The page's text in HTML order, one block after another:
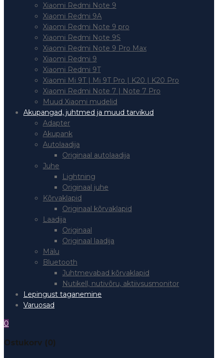
Xiaomi Redmi Note 9
Xiaomi Redmi 9A
Xiaomi Redmi Note 9 pro
Xiaomi Redmi Note 9S
Xiaomi Redmi Note 9 Pro Max
Xiaomi Redmi 9
Xiaomi Redmi 9T
Xiaomi Mi 9T | Mi 9T Pro | K20 | K20 Pro
Xiaomi Redmi Note 7 | Note 7 Pro
Muud Xiaomi mudelid
Akupangad, juhtmed ja muud tarvikud
Adapter
Akupank
Autolaadija
Originaal autolaadija
Juhe
Lightning
Originaal juhe
Kõrvaklapid
Originaal kõrvaklapid
Laadija
Originaal
Originaal laadija
Mälu
Bluetooth
Juhtmevabad kõrvaklapid
Nutikell, nutivõru, aktiivsusmonitor
Lepingust taganemine
Varuosad
0
Ostukorv (0)